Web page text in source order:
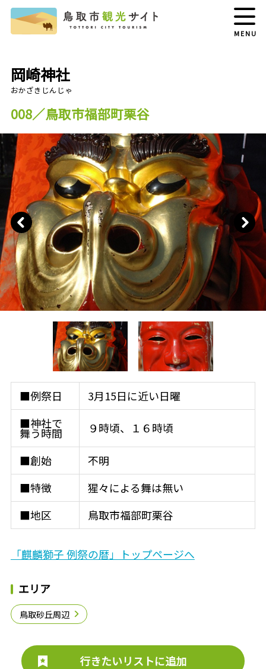
MENU
岡崎神社
008／鳥取市福部町栗谷
■例祭日
3月15日に近い日曜
■神社で
舞う時間 ９時頃、１６時頃
■創始
不明
■特徴
猩々による舞は無い
■地区
鳥取市福部町栗谷
「麒麟獅子 例祭の暦」トップページへ
エリア
鳥取砂丘周辺
行きたいリストに追加